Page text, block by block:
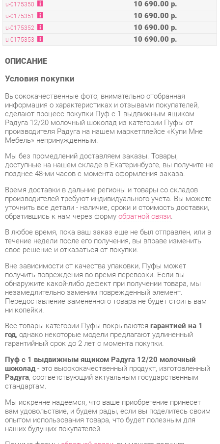
ОПИСАНИЕ
Условия покупки
Высококачественные фото, внимательно отобранная
информация о характеристиках и отзывами покупателей,
сделают процесс покупки Пуф с 1 выдвижным ящиком
производителя Радуга на нашем маркетплейсе «Купи Мне
Мебель» непринужденным.
Мы без промедлений доставляем заказы. Товары,
доступные на нашем складе в Екатеринбурге, вы получите не
позднее 48-ми часов с момента оформления заказа.
Время доставки в дальние регионы и товары со складов
производителей требуют индивидуального учета. Вы можете
уточнить все детали - наличие, сроки и стоимость доставки,
обратной связи
В любое время, пока ваш заказ еще не был отправлен, или в
течение недели после его получения, вы вправе изменить
свое решение и отказаться от покупки.
Вне зависимости от качества упаковки, Пуфы может
получить повреждения во время перевозки. Если вы
обнаружите какой-либо дефект при получении товара, мы
незамедлительно заменим поврежденный элемент.
Передоставление замененного товара не будет стоить вам
ни копейки.
Все товары категории Пуфы покрываютсягарантией на 1
год, однако некоторые модели предлагают удлиненный
гарантийный срок до 2 лет с момента покупки.
шоколад- это высококачественный продукт, изготовленный
Радуга, соответствующий актуальным государственным
стандартам.
Мы искренне надеемся, что ваше приобретение принесет
вам удовольствие, и будем рады, если вы поделитесь своим
опытом использования товара, что будет полезным для
наших будущих покупателей.
Помимо формыобратной связи, вы можете получить
дополнительную информацию, фотографии и обзоры
продукции по электронной почте, по телефону в
Екатеринбурге или через мессенджеры Skype, Telegram и
WhatsApp.